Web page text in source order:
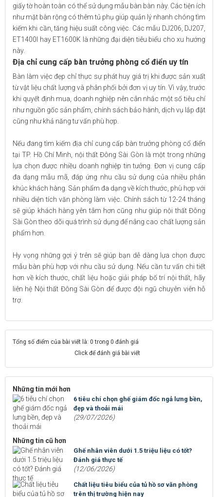
giấy tờ hoàn toàn có thể sử dụng mẫu bàn bàn này. Các tiện ích
như mặt bàn rộng có thêm tủ phụ giúp quản lý nhanh chóng tìm
kiếm khi cần, tăng hiệu suất công việc. Các mẫu DJ206, DJ207,
ET1400I hay ET1600K là những đại diện tiêu biểu cho xu hướng
này.
Địa chỉ cung cấp bàn trưởng phòng cổ điển uy tín
Bàn làm việc đẹp chỉ thực sự phát huy giá trị khi được sản xuất
từ vật liệu chất lượng và phân phối bởi đơn vị uy tín. Vì vậy, trước
khi quyết định mua, doanh nghiệp nên cân nhắc một số tiêu chí
như nguồn gốc sản phẩm, chính sách bảo hành, dịch vụ lắp đặt
cũng như khả năng tư vấn phù hợp.
Nếu đang tìm kiếm địa chỉ cung cấp bàn trưởng phòng cổ điển
tại TP. Hồ Chí Minh, nội thất Đông Sài Gòn là một trong những
lựa chọn được nhiều doanh nghiệp tin tưởng. Đơn vị cung cấp
đa dạng mẫu mã, đáp ứng nhu cầu sử dụng của nhiều phân
khúc khách hàng. Sản phẩm đa dạng về kích thước, phù hợp với
nhiều diện tích văn phòng làm việc. Chính sách từ 12-24 tháng
sẽ giúp khách hàng yên tâm hơn cũng như giúp nội thất Đông
Sài Gòn theo dõi quá trình sử dụng để nâng cao chất lượng sản
phẩm hơn.
Hy vọng những gợi ý trên sẽ giúp bạn dễ dàng lựa chọn được
mẫu bàn phù hợp với nhu cầu sử dụng. Nếu cần tư vấn chi tiết
hơn về kích thước, chất liệu hoặc giải pháp bố trí nội thất, hãy
liên hệ Nội thất Đông Sài Gòn để được đội ngũ chuyên viên hỗ
trợ.
Tổng số điểm của bài viết là: 0 trong 0 đánh giá
Click để đánh giá bài viết
Những tin mới hơn
6 tiêu chí chọn ghế giám đốc ngả lưng bền,
đẹp và thoải mái
(29/07/2026)
Những tin cũ hơn
Ghế nhân viên dưới 1.5 triệu liệu có tốt?
Đánh giá thực tế
(12/06/2026)
Chất liệu tiêu biểu của tủ hồ sơ văn phòng
trên thị trường hiện nay